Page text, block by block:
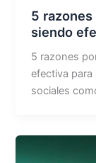
5
siendo
5 razones
efectiva para
sociales